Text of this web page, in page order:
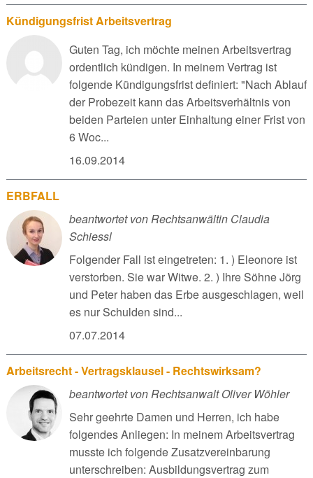
Kündigungsfrist Arbeitsvertrag
Guten Tag, ich möchte meinen Arbeitsvertrag
ordentlich kündigen. In meinem Vertrag ist
folgende Kündigungsfrist definiert: "Nach Ablauf
der Probezeit kann das Arbeitsverhältnis von
beiden Parteien unter Einhaltung einer Frist von
6 Woc...
16.09.2014
ERBFALL
beantwortet von Rechtsanwältin Claudia
Schiessl
Folgender Fall ist eingetreten: 1. ) Eleonore ist
verstorben. Sie war Witwe. 2. ) Ihre Söhne Jörg
und Peter haben das Erbe ausgeschlagen, weil
es nur Schulden sind...
07.07.2014
Arbeitsrecht - Vertragsklausel - Rechtswirksam?
beantwortet von Rechtsanwalt Oliver Wöhler
Sehr geehrte Damen und Herren, ich habe
folgendes Anliegen: In meinem Arbeitsvertrag
musste ich folgende Zusatzvereinbarung
unterschreiben: Ausbildungsvertrag zum